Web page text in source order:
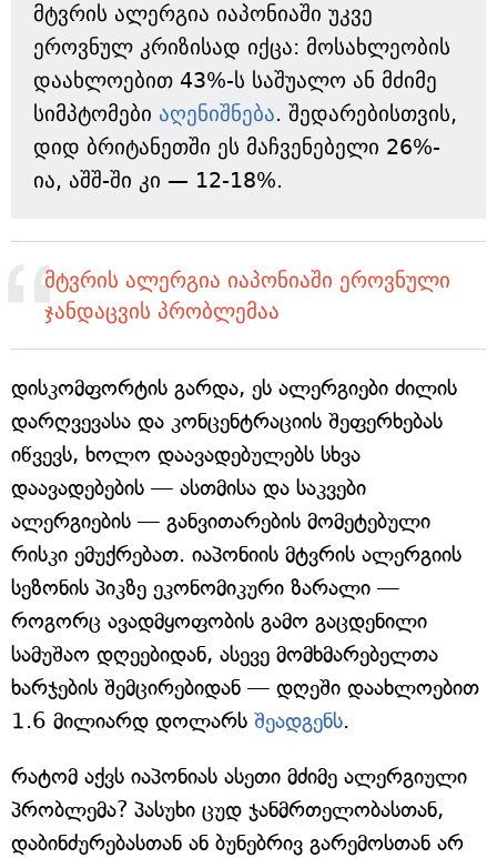
მტვრის ალერგია იაპონიაში უკვე
ეროვნულ კრიზისად იქცა: მოსახლეობის
დაახლოებით 43%-ს საშუალო ან მძიმე
სიმპტომები აღენიშნება. შედარებისთვის,
დიდ ბრიტანეთში ეს მაჩვენებელი 26%-
ია, აშშ-ში კი — 12-18%.
მტვრის ალერგია იაპონიაში ეროვნული
ჯანდაცვის პრობლემაა
დისკომფორტის გარდა, ეს ალერგიები ძილის
დარღვევასა და კონცენტრაციის შეფერხებას
იწვევს, ხოლო დაავადებულებს სხვა
დაავადებების — ასთმისა და საკვები
ალერგიების — განვითარების მომეტებული
რისკი ემუქრებათ. იაპონიის მტვრის ალერგიის
სეზონის პიკზე ეკონომიკური ზარალი —
როგორც ავადმყოფობის გამო გაცდენილი
სამუშაო დღეებიდან, ასევე მომხმარებელთა
ხარჯების შემცირებიდან — დღეში დაახლოებით
1.6 მილიარდ დოლარს შეადგენს.
რატომ აქვს იაპონიას ასეთი მძიმე ალერგიული
პრობლემა? პასუხი ცუდ ჯანმრთელობასთან,
დაბინძურებასთან ან ბუნებრივ გარემოსთან არ